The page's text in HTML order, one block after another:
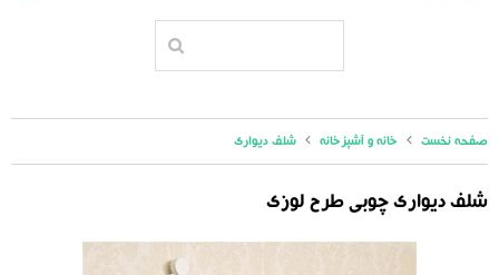
صفحه نخست خانه و آشپزخانه شلف دیواری
شلف دیواری چوبی طرح لوزی